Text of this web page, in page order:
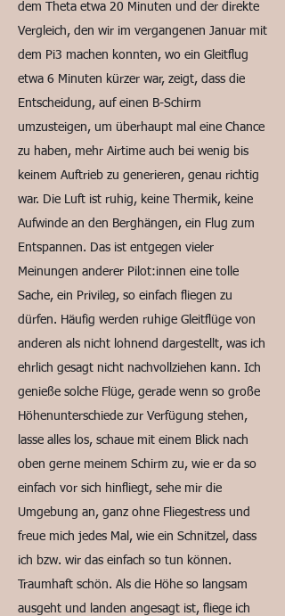
dem Theta etwa 20 Minuten und der direkte
Vergleich, den wir im vergangenen Januar mit
dem Pi3 machen konnten, wo ein Gleitflug
etwa 6 Minuten kürzer war, zeigt, dass die
Entscheidung, auf einen B-Schirm
umzusteigen, um überhaupt mal eine Chance
zu haben, mehr Airtime auch bei wenig bis
keinem Auftrieb zu generieren, genau richtig
war. Die Luft ist ruhig, keine Thermik, keine
Aufwinde an den Berghängen, ein Flug zum
Entspannen. Das ist entgegen vieler
Meinungen anderer Pilot:innen eine tolle
Sache, ein Privileg, so einfach fliegen zu
dürfen. Häufig werden ruhige Gleitflüge von
anderen als nicht lohnend dargestellt, was ich
ehrlich gesagt nicht nachvollziehen kann. Ich
genieße solche Flüge, gerade wenn so große
Höhenunterschiede zur Verfügung stehen,
lasse alles los, schaue mit einem Blick nach
oben gerne meinem Schirm zu, wie er da so
einfach vor sich hinfliegt, sehe mir die
Umgebung an, ganz ohne Fliegestress und
freue mich jedes Mal, wie ein Schnitzel, dass
ich bzw. wir das einfach so tun können.
Traumhaft schön. Als die Höhe so langsam
ausgeht und landen angesagt ist, fliege ich